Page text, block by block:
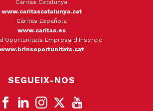
Càritas Catalunya
www.caritascatalunya.cat
Cáritas Española
www.caritas.es
d'Oportunitats Empresa d'Inserció
www.brinsoportunitats.cat
SEGUEIX-NOS